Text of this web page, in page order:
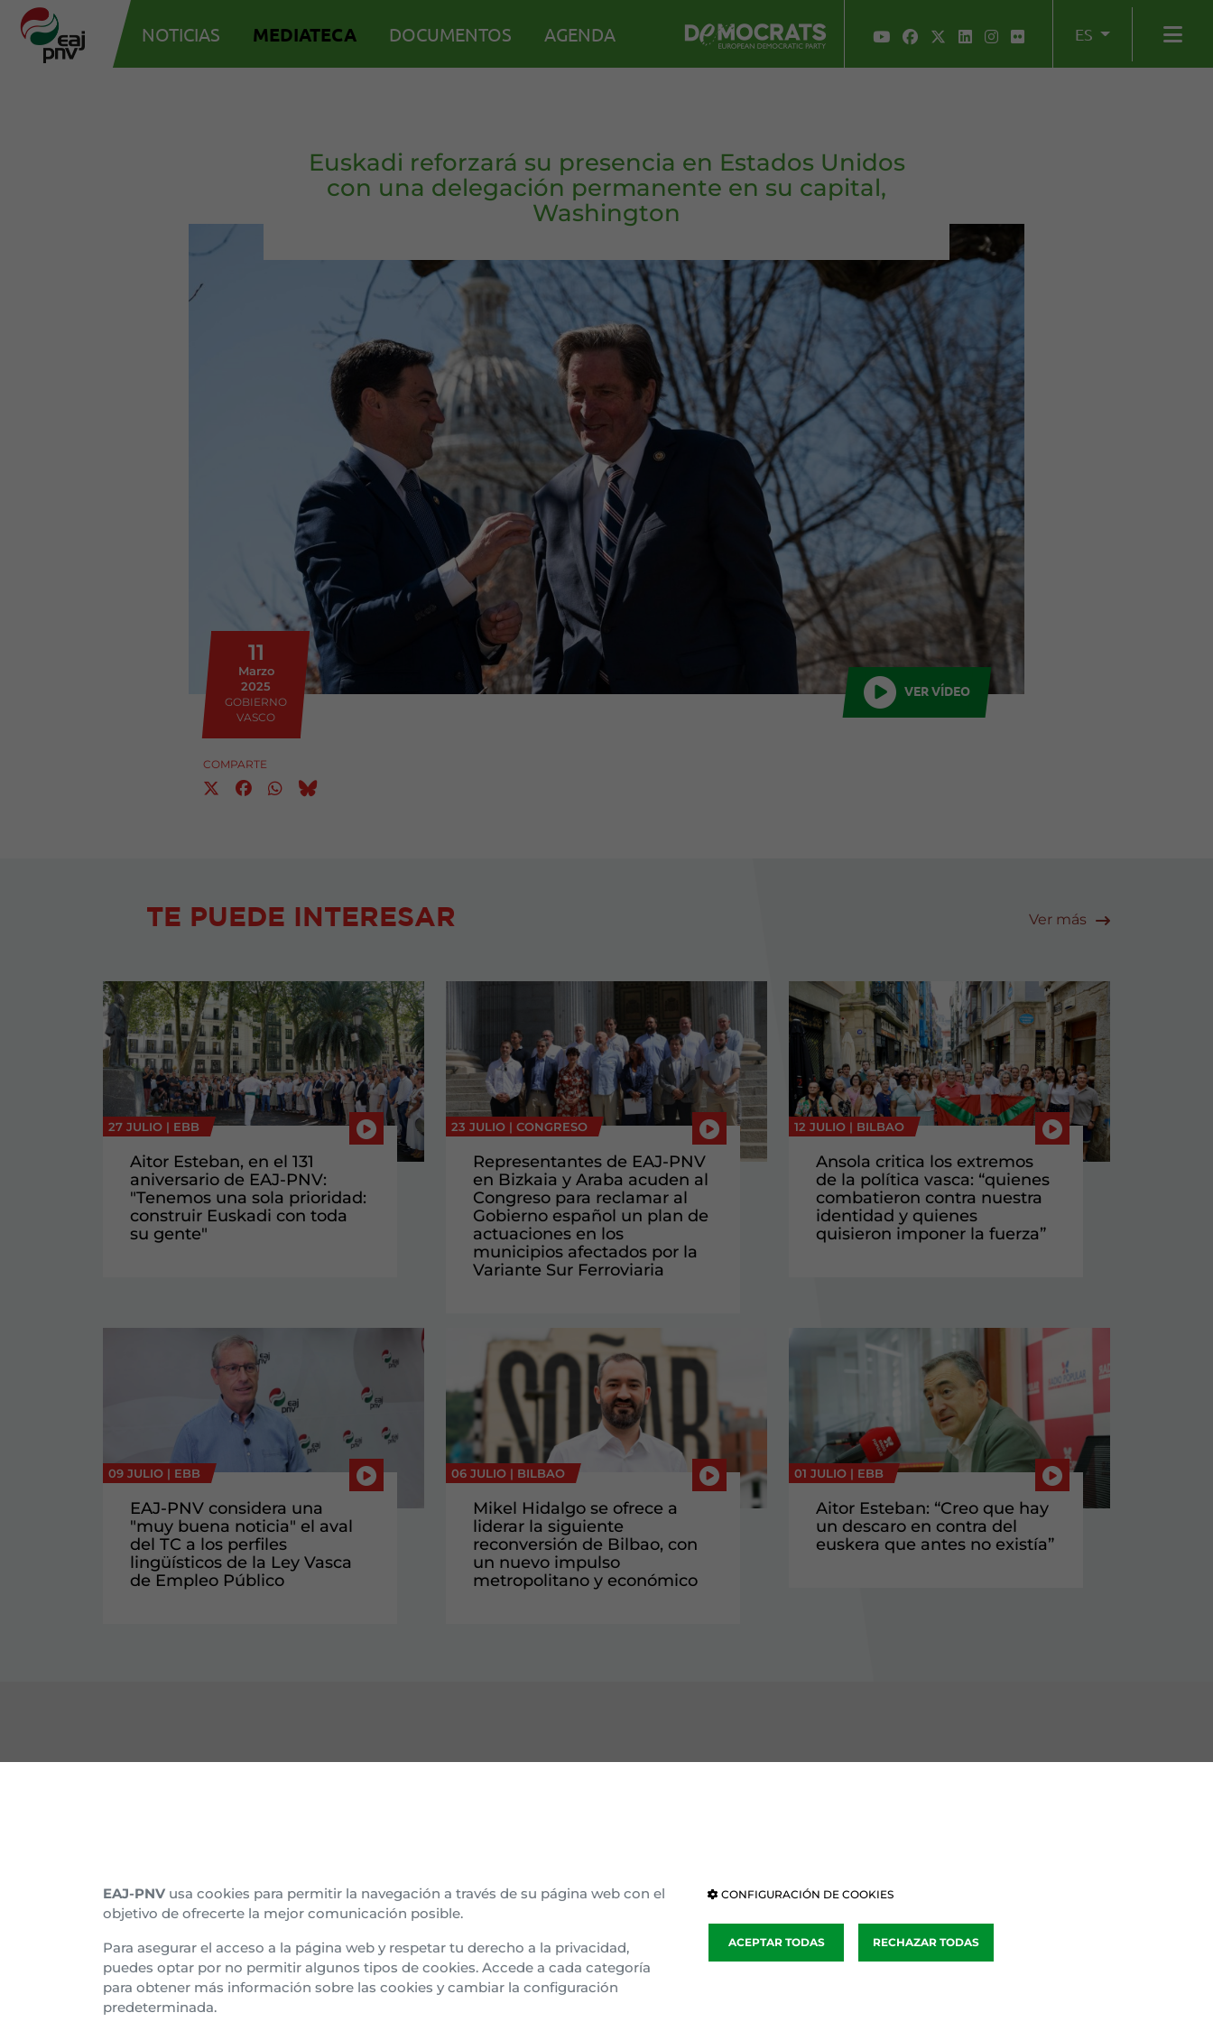
NOTICIAS MEDIATECA DOCUMENTOS AGENDA ES
Euskadi reforzará su presencia en Estados Unidos
con una delegación permanente en su capital,
Washington
11
Marzo
2025
GOBIERNO
VASCO
VER VÍDEO
COMPARTE
TE PUEDE INTERESAR Ver más
27 JULIO | EBB
Aitor Esteban, en el 131
aniversario de EAJ-PNV:
"Tenemos una sola prioridad:
construir Euskadi con toda
su gente"
23 JULIO | CONGRESO
Representantes de EAJ-PNV
en Bizkaia y Araba acuden al
Congreso para reclamar al
Gobierno español un plan de
actuaciones en los
municipios afectados por la
Variante Sur Ferroviaria
12 JULIO | BILBAO
Ansola critica los extremos
de la política vasca: “quienes
combatieron contra nuestra
identidad y quienes
quisieron imponer la fuerza”
09 JULIO | EBB
EAJ-PNV considera una
"muy buena noticia" el aval
del TC a los perfiles
lingüísticos de la Ley Vasca
de Empleo Público
06 JULIO | BILBAO
Mikel Hidalgo se ofrece a
liderar la siguiente
reconversión de Bilbao, con
un nuevo impulso
metropolitano y económico
01 JULIO | EBB
Aitor Esteban: “Creo que hay
un descaro en contra del
euskera que antes no existía”
Suscríbete al boletín
Historia e ideología
Asamblea general
Transparencia
Euzko Gaztedi
Gipuzko Buru Batzar
EAJ-PNV usa cookies para permitir la navegación a través de su página web con el
objetivo de ofrecerte la mejor comunicación posible.
Para asegurar el acceso a la página web y respetar tu derecho a la privacidad,
puedes optar por no permitir algunos tipos de cookies. Accede a cada categoría
para obtener más información sobre las cookies y cambiar la configuración
predeterminada.
CONFIGURACIÓN DE COOKIES
ACEPTAR TODAS RECHAZAR TODAS